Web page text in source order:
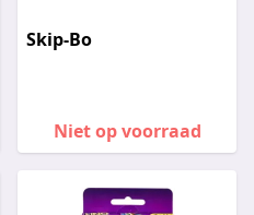
Skip-Bo
Niet op voorraad